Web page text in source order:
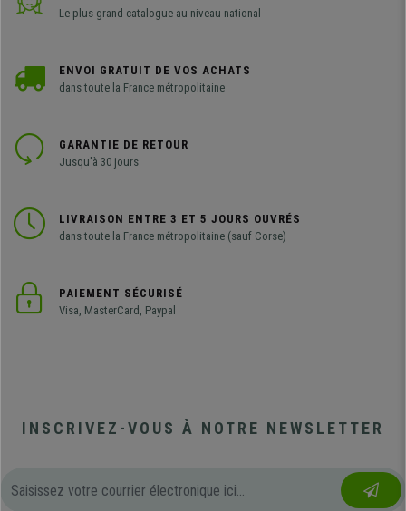
Le plus grand catalogue au niveau national
ENVOI GRATUIT DE VOS ACHATS
dans toute la France métropolitaine
GARANTIE DE RETOUR
Jusqu'à 30 jours
LIVRAISON ENTRE 3 ET 5 JOURS OUVRÉS
dans toute la France métropolitaine (sauf Corse)
PAIEMENT SÉCURISÉ
Visa, MasterCard, Paypal
INSCRIVEZ-VOUS À NOTRE NEWSLETTER